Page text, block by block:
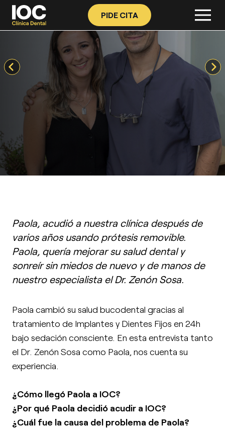
PIDE CITA
Paola, acudió a nuestra clínica después de
varios años usando prótesis removible.
Paola, quería mejorar su salud dental y
sonreír sin miedos de nuevo y de manos de
nuestro especialista el Dr. Zenón Sosa.
Paola cambió su salud bucodental gracias al
tratamiento de Implantes y Dientes Fijos en 24h
bajo sedación consciente. En esta entrevista tanto
el Dr. Zenón Sosa como Paola, nos cuenta su
experiencia.
¿Cómo llegó Paola a IOC?
¿Por qué Paola decidió acudir a IOC?
¿Cuál fue la causa del problema de Paola?